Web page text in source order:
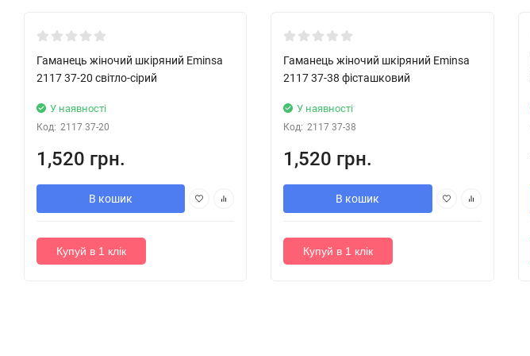
Хіт!
Гаманець жіночий шкіряний Eminsa
2117 37-20 світло-сірий
У наявності
Код: 2117 37-20
1,520 грн.
В кошик
Купуй в 1 клік
Хіт!
Гаманець жіночий шкіряний Eminsa
2117 37-38 фісташковий
У наявності
Код: 2117 37-38
1,520 грн.
В кошик
Купуй в 1 клік